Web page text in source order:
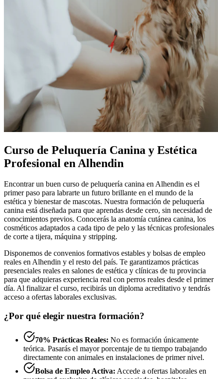
Curso de Peluquería Canina y Estética
Profesional en Alhendin
Encontrar un buen curso de peluquería canina en Alhendin es el
primer paso para labrarte un futuro brillante en el mundo de la
estética y bienestar de mascotas. Nuestra formación de peluquería
canina está diseñada para que aprendas desde cero, sin necesidad de
conocimientos previos. Conocerás la anatomía cutánea canina, los
cosméticos adaptados a cada tipo de pelo y las técnicas profesionales
de corte a tijera, máquina y stripping.
Disponemos de convenios formativos estables y bolsas de empleo
reales en Alhendin y el resto del país. Te garantizamos prácticas
presenciales reales en salones de estética y clínicas de tu provincia
para que adquieras experiencia real con perros reales desde el primer
día. Al finalizar el curso, recibirás un diploma acreditativo y tendrás
acceso a ofertas laborales exclusivas.
¿Por qué elegir nuestra formación?
70% Prácticas Reales: No es formación únicamente
teórica. Pasarás el mayor porcentaje de tu tiempo trabajando
directamente con animales en instalaciones de primer nivel.
Bolsa de Empleo Activa: Accede a ofertas laborales en